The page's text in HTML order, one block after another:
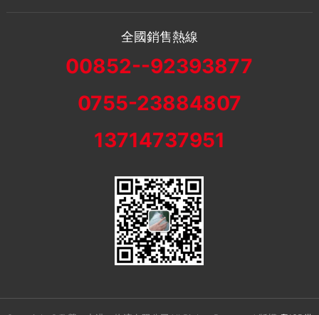
全國銷售熱線
00852--92393877
0755-23884807
13714737951